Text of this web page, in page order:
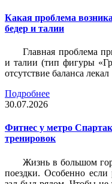
Какая проблема
бедер и талии
Главная проблема
и талии (тип фигуры
отсутствие баланса лекал
Подробнее
30.07.2026
Фитнес у метро
тренировок
Жизнь в большом
поездки. Особенно если